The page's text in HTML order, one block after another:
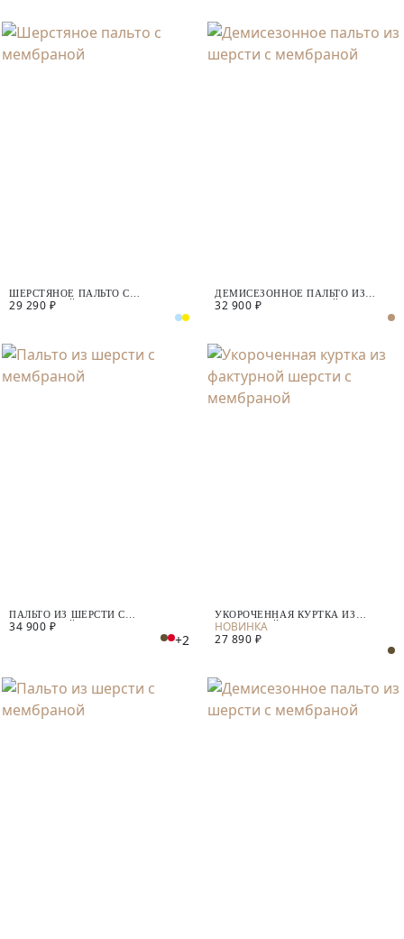
ШЕРСТЯНОЕ ПАЛЬТО С
МЕМБРАНОЙ
29 290 ₽
ДЕМИСЕЗОННОЕ ПАЛЬТО ИЗ
ШЕРСТИ С МЕМБРАНОЙ
32 900 ₽
ПАЛЬТО ИЗ ШЕРСТИ С
МЕМБРАНОЙ
34 900 ₽
+2
УКОРОЧЕННАЯ КУРТКА ИЗ
ФАКТУРНОЙ ШЕРСТИ С
МЕМБРАНОЙ
27 890 ₽